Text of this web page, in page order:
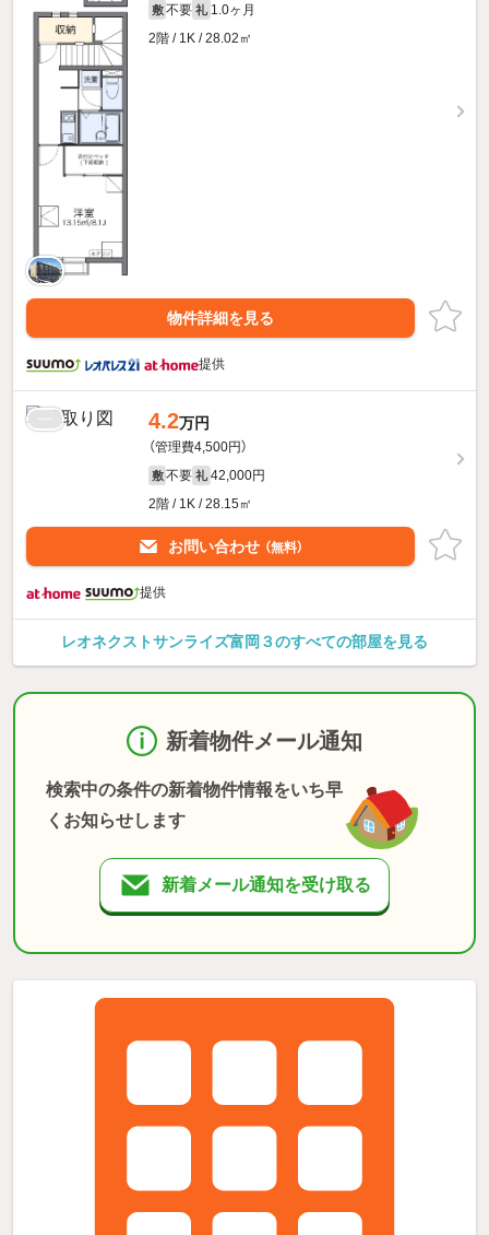
敷 不要 礼 1.0ヶ月
2階 / 1K / 28.02㎡
物件詳細を見る
提供
4.2万円
（管理費4,500円）
敷 不要 礼 42,000円
2階 / 1K / 28.15㎡
お問い合わせ （無料）
提供
レオネクストサンライズ富岡３のすべての部屋を見る
新着物件メール通知
検索中の条件の新着物件情報をいち早
くお知らせします
新着メール通知を受け取る